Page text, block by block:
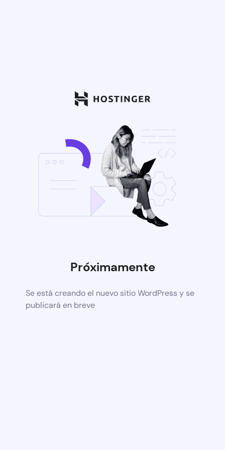
Próximamente
Se está creando el nuevo sitio WordPress y se
publicará en breve